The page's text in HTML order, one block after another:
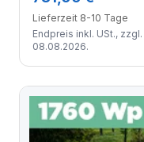
Lieferzeit 8-10 Tage
Endpreis inkl. USt., zzgl.
08.08.2026.